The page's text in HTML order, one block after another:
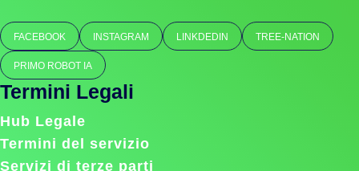
FACEBOOK INSTAGRAM LINKDEDIN TREE-NATION
PRIMO ROBOT IA
Termini Legali
Hub Legale
Termini del servizio
Servizi di terze parti